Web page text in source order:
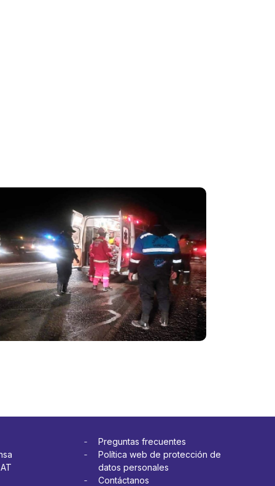
con
Accidente
que
cuentan con
SOAT
Ver más
Preguntas frecuentes
Política web de protección de
datos personales
Contáctanos